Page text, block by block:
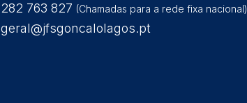
282 763 827 (Chamadas para a rede fixa nacional)
geral@jfsgoncalolagos.pt